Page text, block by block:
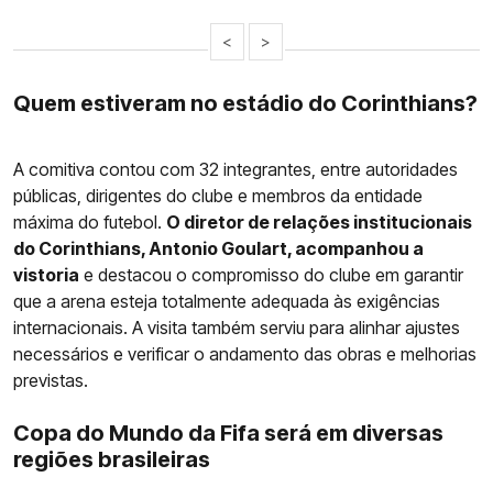
< >
Quem estiveram no estádio do Corinthians?
A comitiva contou com 32 integrantes, entre autoridades
públicas, dirigentes do clube e membros da entidade
máxima do futebol. O diretor de relações institucionais
do Corinthians, Antonio Goulart, acompanhou a
vistoria e destacou o compromisso do clube em garantir
que a arena esteja totalmente adequada às exigências
internacionais. A visita também serviu para alinhar ajustes
necessários e verificar o andamento das obras e melhorias
previstas.
Copa do Mundo da Fifa será em diversas
regiões brasileiras